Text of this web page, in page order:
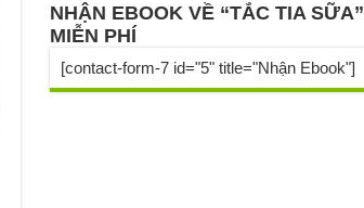
NHẬN EBOOK VỀ “TẮC TIA SỮA”
MIỄN PHÍ
[contact-form-7 id="5" title="Nhận Ebook"]